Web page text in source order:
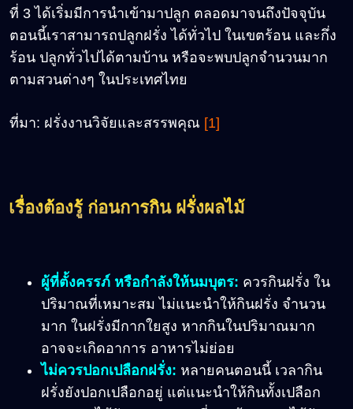
ที่ 3 ได้เริ่มมีการนำเข้ามาปลูก ตลอดมาจนถึงปัจจุบัน
ตอนนี้เราสามารถปลูกฝรั่ง ได้ทั่วไป ในเขตร้อน และกึ่ง
ร้อน ปลูกทั่วไปได้ตามบ้าน หรือจะพบปลูกจำนวนมาก
ตามสวนต่างๆ ในประเทศไทย
ที่มา: ฝรั่งงานวิจัยและสรรพคุณ [1]
เรื่องต้องรู้ ก่อนการกิน ฝรั่งผลไม้
ผู้ที่ตั้งครรภ์ หรือกำลังให้นมบุตร: ควรกินฝรั่ง ใน
ปริมาณที่เหมาะสม ไม่แนะนำให้กินฝรั่ง จำนวน
มาก ในฝรั่งมีกากใยสูง หากกินในปริมาณมาก
อาจจะเกิดอาการ อาหารไม่ย่อย
ไม่ควรปอกเปลือกฝรั่ง: หลายคนตอนนี้ เวลากิน
ฝรั่งยังปอกเปลือกอยู่ แต่แนะนำให้กินทั้งเปลือก